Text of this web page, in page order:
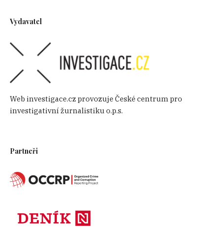
Vydavatel
Web investigace.cz provozuje České centrum pro
investigativní žurnalistiku o.p.s.
Partneři